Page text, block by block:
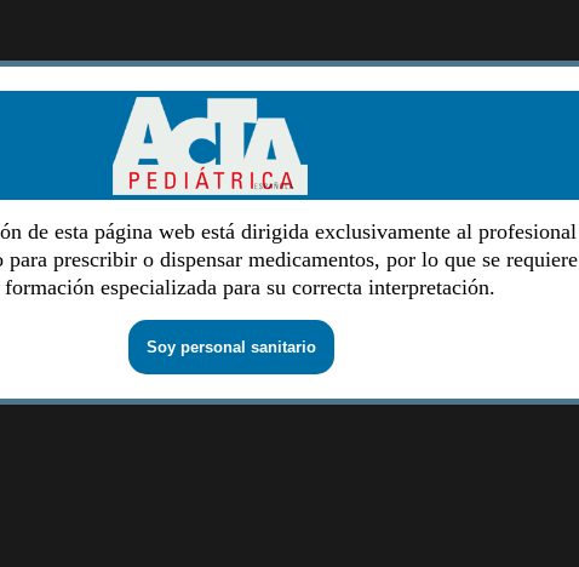
de esta página web está dirigida exclusivamente al profesional
para prescribir o dispensar medicamentos, por lo que se requiere
formación especializada para su correcta interpretación.
Soy personal sanitario